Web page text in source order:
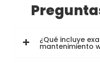
¿Qué incluye
mantenimiento